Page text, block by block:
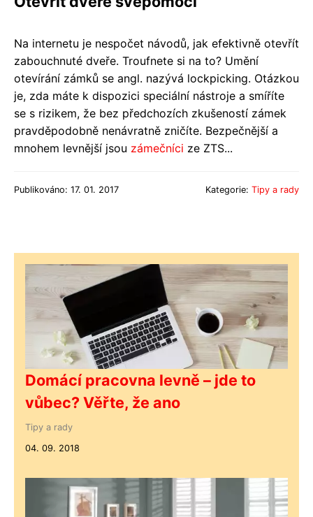
Na internetu je nespočet návodů, jak efektivně otevřít
zabouchnuté dveře. Troufnete si na to? Umění
otevírání zámků se angl. nazývá lockpicking. Otázkou
je, zda máte k dispozici speciální nástroje a smíříte
se s rizikem, že bez předchozích zkušeností zámek
pravděpodobně nenávratně zničíte. Bezpečnější a
mnohem levnější jsou zámečníci ze ZTS...
Publikováno: 17. 01. 2017 Kategorie: Tipy a rady
Domácí pracovna levně – jde to
vůbec? Věřte, že ano
Tipy a rady
04. 09. 2018